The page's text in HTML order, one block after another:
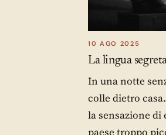
10 AGO 2025
La lingua
In una notte
colle dietro
la sensazione
paese troppo